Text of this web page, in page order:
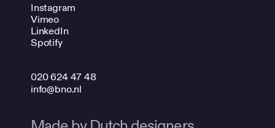
Instagram
Vimeo
LinkedIn
Spotify
020 624 47 48
info@bno.nl